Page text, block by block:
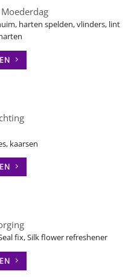
harten spelden, vlinders, lint
kaarsen
fix, Silk flower refreshener